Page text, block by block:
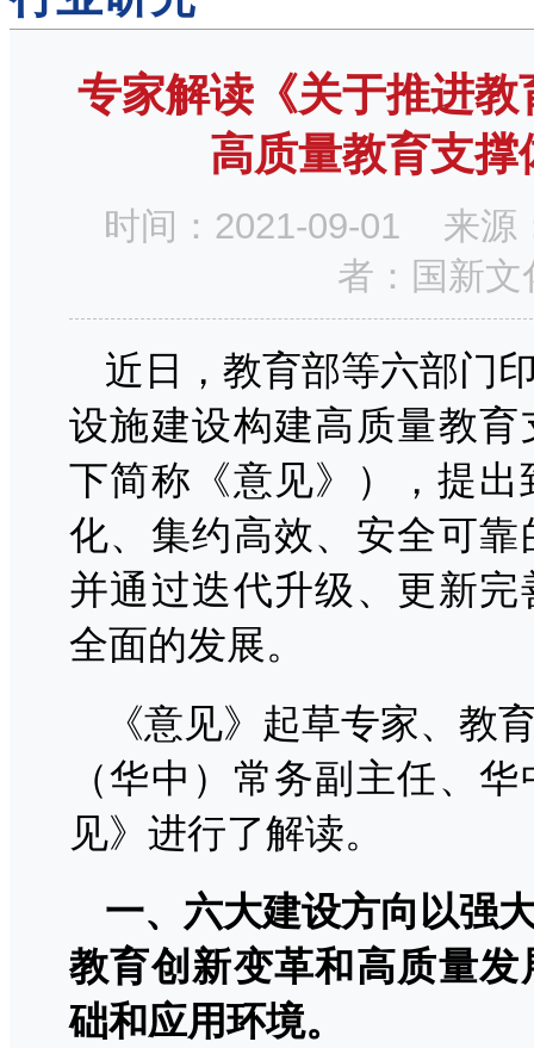
专家解读《关于推进
高质量教育支
时间：2021-09-01 来
者：国新
近日，教育部等六部门
设施建设构建高质量教
下简称《意见》），提出
化、集约高效、安全可
并通过迭代升级、更新
全面的发展。
《意见》起草专家、教
（华中）常务副主任、
见》进行了解读。
一、六大建设方向以强
教育创新变革和高质量
础和应用环境。